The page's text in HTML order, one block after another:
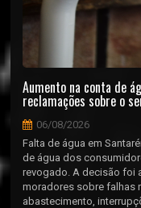
Aumento na conta de
reclamações sobre o
06/08/2026
Falta de água em
de água dos
revogado. A decisão foi
moradores sobre falhas
abastecimento,